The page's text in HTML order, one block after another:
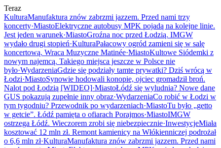
Teraz
KulturaManufaktura znów zabrzmi jazzem. Przed nami trzy
koncerty·MiastoElektryczne autobusy MPK pojadą na kolejne linie.
Jest jeden warunek·MiastoGroźna noc przed Łodzią. IMGW
wydało drugi stopień·KulturaPałacowy ogród zamieni się w salę
koncertową. Wraca Muzyczne Matinée·MiastoKultowe Siódemki z
nowym najemcą. Takiego miejsca jeszcze w Polsce nie
było·WydarzeniaGdzie się podziały tamte prywatki? Dziś wrócą w
Łodzi·MiastoSynowie hodowali konopie, ojciec gromadził broń.
Nalot pod Łodzią [WIDEO]·MiastoŁódź się wyludnia? Nowe dane
GUS pokazują zupełnie inny obraz·WydarzeniaCo robić w Łodzi w
tym tygodniu? Przewodnik po wydarzeniach·MiastoTu było „getto
w getcie”. Łódź pamięta o ofiarach Porajmos·MiastoIMGW
ostrzega Łódź. Wieczorem zrobi się niebezpiecznie·InwestycjeMiała
kosztować 12 mln zł. Remont kamienicy na Włókienniczej podrożał
o 6,6 mln zł·KulturaManufaktura znów zabrzmi jazzem. Przed nami